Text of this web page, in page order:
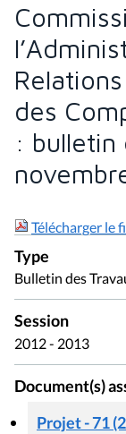
des
: bulletin
Télécharger le
Type
Bulletin des
Session
2012 - 2013
Document(s)
Projet - 71